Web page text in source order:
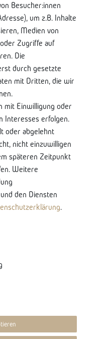
-
Möbel
Besucher:innen
um z.B. Inhalte
Medien von
Zugriffe auf
Die
durch gesetzte
mit Dritten, die wir
mit Einwilligung oder
Interesses erfolgen.
oder abgelehnt
nicht einzuwilligen
späteren Zeitpunkt
Weitere
den Diensten
.